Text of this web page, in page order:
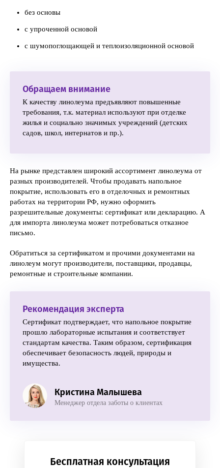
без основы
с упроченной основой
с шумопоглощающей и теплоизоляционной основой
Обращаем внимание
К качеству линолеума предъявляют повышенные
требования, т.к. материал используют при отделке
жилья и социально значимых учреждений (детских
садов, школ, интернатов и пр.).
На рынке представлен широкий ассортимент линолеума от
разных производителей. Чтобы продавать напольное
покрытие, использовать его в отделочных и ремонтных
работах на территории РФ, нужно оформить
разрешительные документы: сертификат или декларацию. А
для импорта линолеума может потребоваться отказное
письмо.
Обратиться за сертификатом и прочими документами на
линолеум могут производители, поставщики, продавцы,
ремонтные и строительные компании.
Рекомендация эксперта
Сертификат подтверждает, что напольное покрытие
прошло лабораторные испытания и соответствует
стандартам качества. Таким образом, сертификация
обеспечивает безопасность людей, природы и
имущества.
Кристина Малышева
Менеджер отдела заботы о клиентах
Бесплатная консультация